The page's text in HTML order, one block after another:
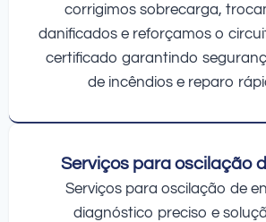
corrigimos sobrecarga,
danificados e reforçamos o
certificado garantindo
de incêndios e reparo
Serviços para oscilação
Serviços para oscilação de
diagnóstico preciso e